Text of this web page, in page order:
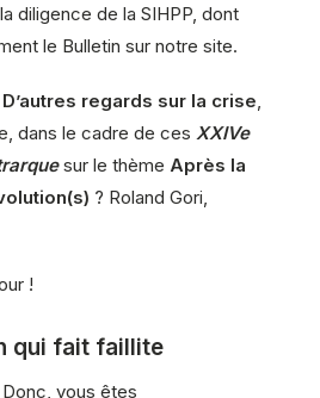
diligence de la SIHPP, dont
le Bulletin sur notre site.
D’autres regards sur la crise
dans le cadre de ces XXIVe
sur le thème Après la
? Roland Gori,
!
qui fait faillite
Donc, vous êtes